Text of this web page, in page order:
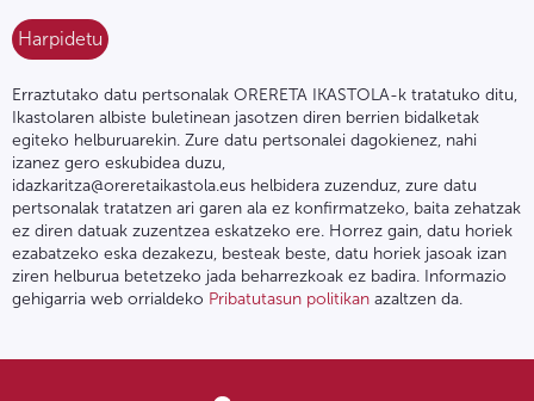
Erraztutako datu pertsonalak ORERETA IKASTOLA-k tratatuko ditu,
Ikastolaren albiste buletinean jasotzen diren berrien bidalketak
egiteko helburuarekin. Zure datu pertsonalei dagokienez, nahi
izanez gero eskubidea duzu,
idazkaritza@oreretaikastola.eus helbidera zuzenduz, zure datu
pertsonalak tratatzen ari garen ala ez konfirmatzeko, baita zehatzak
ez diren datuak zuzentzea eskatzeko ere. Horrez gain, datu horiek
ezabatzeko eska dezakezu, besteak beste, datu horiek jasoak izan
ziren helburua betetzeko jada beharrezkoak ez badira. Informazio
gehigarria web orrialdeko Pribatutasun politikan azaltzen da.